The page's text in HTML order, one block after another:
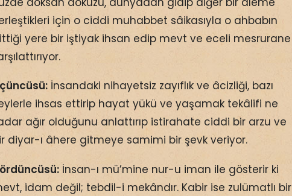
için o ciddi muhabbet sâikasıyla o ahbabın
yere bir iştiyak ihsan edip mevt ve eceli mesrurane
İnsandaki nihayetsiz zayıflık ve âcizliği, bazı
ihsas ettirip hayat yükü ve yaşamak tekâlifi ne
ağır olduğunu anlattırıp istirahate ciddi bir arzu ve
diyar-ı âhere gitmeye samimi bir şevk veriyor.
İnsan-ı mü’mine nur-u iman ile gösterir ki
idam değil; tebdil-i mekândır. Kabir ise zulümatlı bir